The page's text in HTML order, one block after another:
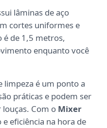
lâminas de aço
cortes uniformes e
é de 1,5 metros,
enquanto você
limpeza é um ponto a
práticas e podem ser
louças. Com o Mixer
eficiência na hora de